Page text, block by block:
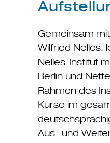
Gemeinsam
Wilfried Nelles,
Nelles-Institut
Berlin und
Rahmen des
Kurse im
Aus- und